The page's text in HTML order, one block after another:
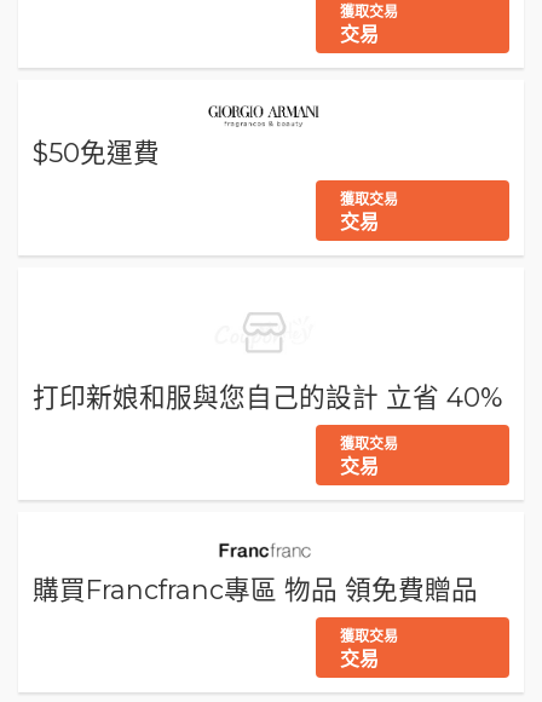
獲取交易
交易
$50免運費
獲取交易
交易
打印新娘和服與您自己的設計 立省 40%
獲取交易
交易
購買Francfranc專區 物品 領免費贈品
獲取交易
交易